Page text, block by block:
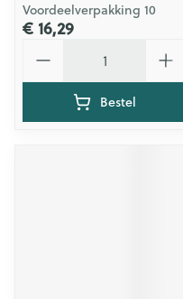
Voordeelverpakking 10
€ 16,29
Bestel